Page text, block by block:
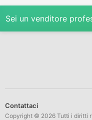
Sei un venditore
Contattaci
Copyright © 2026 Tutti i diritti